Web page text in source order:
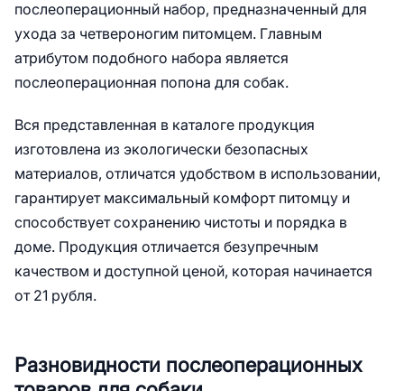
послеоперационный набор, предназначенный для
ухода за четвероногим питомцем. Главным
атрибутом подобного набора является
послеоперационная попона для собак.
Вся представленная в каталоге продукция
изготовлена из экологически безопасных
материалов, отличатся удобством в использовании,
гарантирует максимальный комфорт питомцу и
способствует сохранению чистоты и порядка в
доме. Продукция отличается безупречным
качеством и доступной ценой, которая начинается
от 21 рубля.
Разновидности послеоперационных